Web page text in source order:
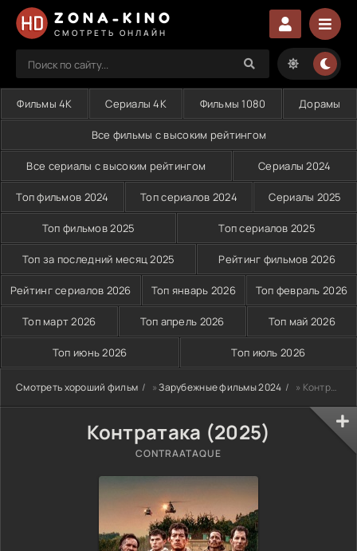
ZONA-KINO
СМОТРЕТЬ ОНЛАЙН
Фильмы 4K Сериалы 4K Фильмы 1080 Дорамы
Все фильмы с высоким рейтингом
Все сериалы с высоким рейтингом Сериалы 2024
Топ фильмов 2024 Топ сериалов 2024 Сериалы 2025
Топ фильмов 2025 Топ сериалов 2025
Топ за последний месяц 2025 Рейтинг фильмов 2026
Рейтинг сериалов 2026 Топ январь 2026 Топ февраль 2026
Топ март 2026 Топ апрель 2026 Топ май 2026
Топ июнь 2026 Топ июль 2026
Смотреть хороший фильм »Зарубежные фильмы 2024 » Контратака (2025)
Контратака (2025)
CONTRAATAQUE